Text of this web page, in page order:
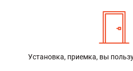
Установка, приемка, вы